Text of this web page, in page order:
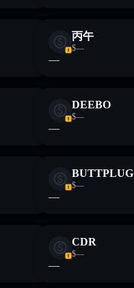
丙午
$—
—
DEEBO
$—
—
BUTTPLUG
$—
—
CDR
$—
—